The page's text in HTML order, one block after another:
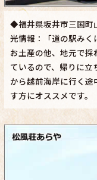
◆福井県坂井市三国
光情報：「道の駅み
お土産の他、地元で
ているので、帰りに
から越前海岸に行く
す方にオススメです。